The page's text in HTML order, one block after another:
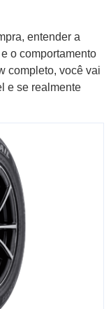
entender a
o comportamento
completo, você vai
e se realmente